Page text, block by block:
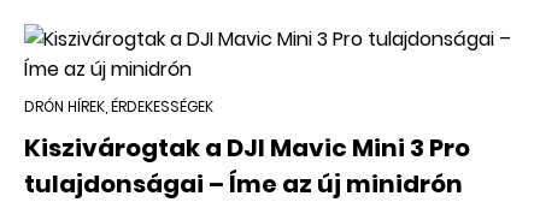
DRÓN HÍREK, ÉRDEKESSÉGEK
Kiszivárogtak a DJI Mavic Mini 3 Pro
tulajdonságai – Íme az új minidrón